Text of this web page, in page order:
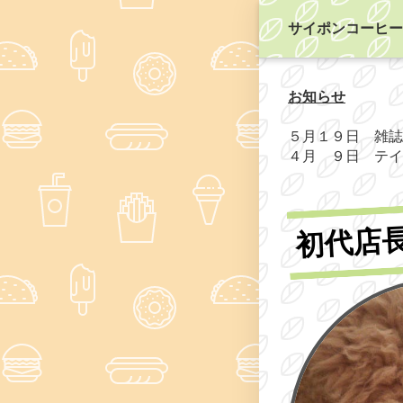
サイポンコーヒー
お知らせ
５月１９日 雑誌
４月 ９日 テイ
初代店